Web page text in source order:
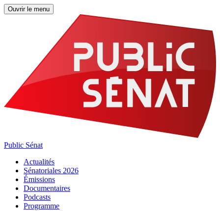
Ouvrir le menu
Public Sénat
Actualités
Sénatoriales 2026
Émissions
Documentaires
Podcasts
Programme